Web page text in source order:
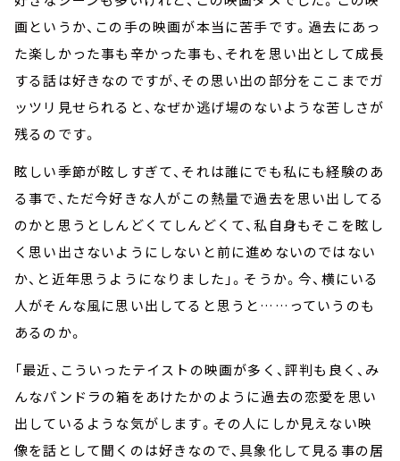
画というか、この手の映画が本当に苦手です。過去にあっ
た楽しかった事も辛かった事も、それを思い出として成長
する話は好きなのですが、その思い出の部分をここまでガ
ッツリ見せられると、なぜか逃げ場のないような苦しさが
残るのです。
眩しい季節が眩しすぎて、それは誰にでも私にも経験のあ
る事で、ただ今好きな人がこの熱量で過去を思い出してる
のかと思うとしんどくてしんどくて、私自身もそこを眩し
く思い出さないようにしないと前に進めないのではない
か、と近年思うようになりました」。そうか。今、横にいる
人がそんな風に思い出してると思うと……っていうのも
あるのか。
「最近、こういったテイストの映画が多く、評判も良く、み
んなパンドラの箱をあけたかのように過去の恋愛を思い
出しているような気がします。その人にしか見えない映
像を話として聞くのは好きなので、具象化して見る事の居